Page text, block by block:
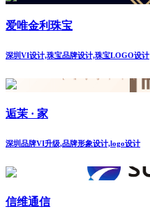
爱唯金利珠宝
深圳VI设计,珠宝品牌设计,珠宝LOGO设计
逅茉 · 家
深圳品牌VI升级,品牌形象设计,logo设计
信维通信